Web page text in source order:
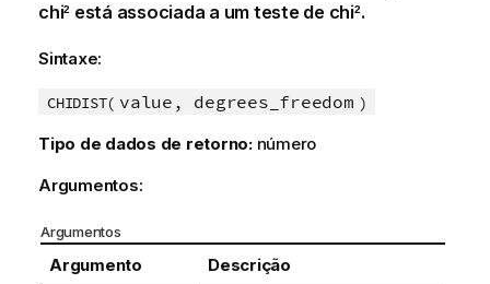
chi2 está associada a um teste de chi2.
Sintaxe:
CHIDIST( value, degrees_freedom )
Tipo de dados de retorno: número
Argumentos:
Argumentos
Argumento Descrição